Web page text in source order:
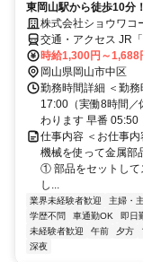
東岡山駅から徒歩10分
株式会社ショウワコ
交通・アクセス JR
時給1,300円～1,688
岡山県岡山市中区
勤務時間詳細 ＜勤
17:00（実働8時間
わります 早番 05:50
仕事内容 ＜お仕事
機械を使って金属部
① 部品をセットして
し...
業界未経験者歓迎 主婦・
学歴不問
車通勤OK 即日
未経験者歓迎
午前 夕方
深夜